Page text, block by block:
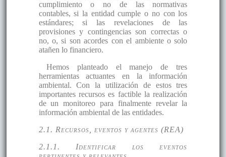
cumplimiento o no de las normativas
contables, si la entidad cumple o no con los
estándares; si las revelaciones de las
provisiones y contingencias son correctas o
no, o, si son acordes con el ambiente o solo
atañen lo financiero.
Hemos planteado el manejo de tres
herramientas actuantes en la información
ambiental. Con la utilización de estos tres
importantes recursos es factible la realización
de un monitoreo para finalmente revelar la
información ambiental de las entidades.
2.1. Recursos, eventos y agentes (REA)
2.1.1. Identificar los eventos